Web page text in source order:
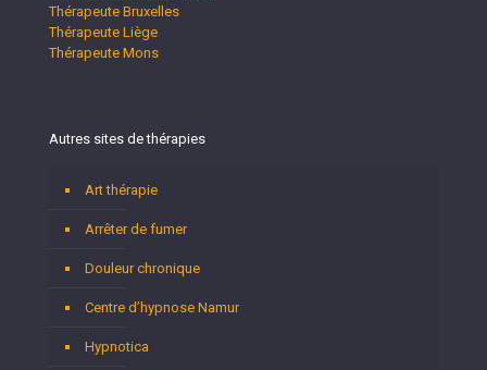
Thérapeute Bruxelles
Thérapeute Liège
Thérapeute Mons
Autres sites de thérapies
Art thérapie
Arrêter de fumer
Douleur chronique
Centre d’hypnose Namur
Hypnotica